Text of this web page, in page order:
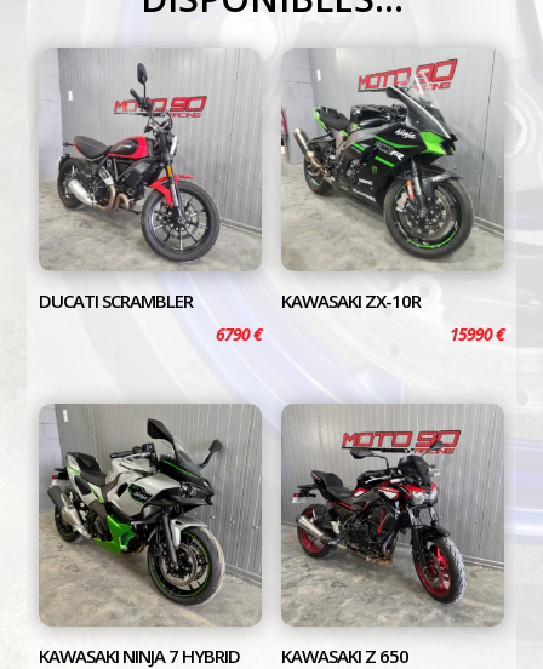
DUCATI SCRAMBLER
6790€
KAWASAKI ZX-10R
15990€
KAWASAKI NINJA 7 HYBRID KAWASAKI Z 650